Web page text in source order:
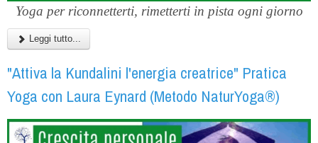
Yoga per riconnetterti, rimetterti in pista ogni giorno
Leggi tutto...
"Attiva la Kundalini l'energia creatrice" Pratica
Yoga con Laura Eynard (Metodo NaturYoga®)